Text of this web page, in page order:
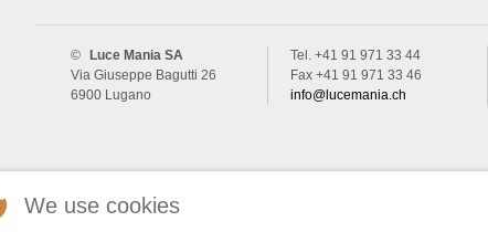
©
Luce Mania SA
Via Giuseppe Bagutti 26
6900 Lugano
Tel. +41 91 971 33 44
Fax +41 91 971 33 46
info@lucemania.ch
We use cookies